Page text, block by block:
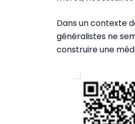
Dans un contexte
généralistes ne
construire une